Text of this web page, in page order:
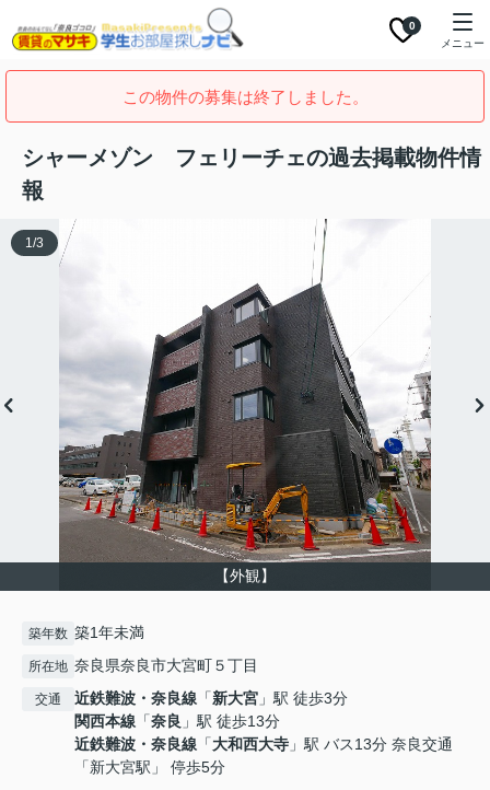
0
メニュー
この物件の募集は終了しました。
シャーメゾン フェリーチェの過去掲載物件情
報
【外観】
1/3
築年数 築1年未満
所在地 奈良県奈良市大宮町５丁目
交通 近鉄難波・奈良線 「新大宮 」駅 徒歩3分
関西本線 「奈良 」駅 徒歩13分
近鉄難波・奈良線 「大和西大寺 」駅 バス13分 奈良交通
「新大宮駅」 停歩5分